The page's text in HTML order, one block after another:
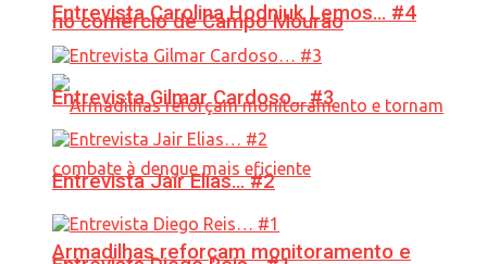
no comércio de Campo Mourão
Armadilhas reforçam monitoramento e
Entrevista Carolina Hodniuk Lemos… #4
Entrevista Gilmar Cardoso… #3
Entrevista Jair Elias… #2